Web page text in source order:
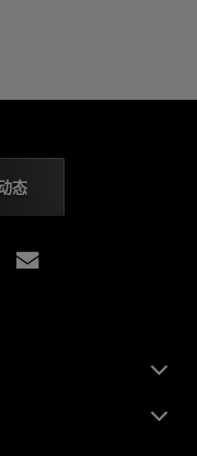
态
Bilibili